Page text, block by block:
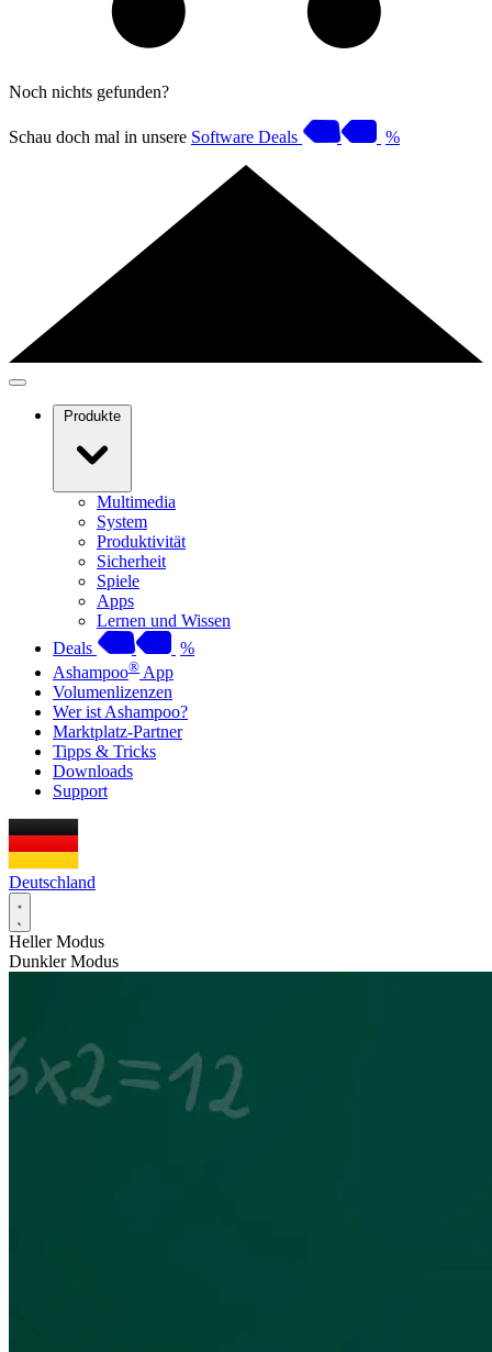
Noch nichts gefunden?
Schau doch mal in unsere Software Deals %
Produkte
Multimedia
System
Produktivität
Sicherheit
Spiele
Apps
Lernen und Wissen
Deals
%
Ashampoo® App
Volumenlizenzen
Wer ist Ashampoo?
Marktplatz-Partner
Tipps & Tricks
Downloads
Support
Deutschland
Heller Modus
Dunkler Modus